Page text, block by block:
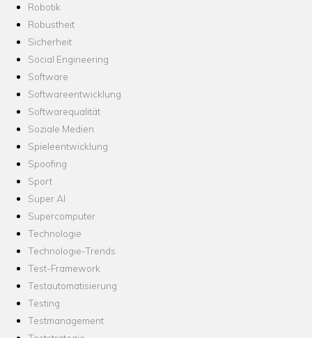
Robotik
Robustheit
Sicherheit
Social Engineering
Software
Softwareentwicklung
Softwarequalität
Soziale Medien
Spieleentwicklung
Spoofing
Sport
Super AI
Supercomputer
Technologie
Technologie-Trends
Test-Framework
Testautomatisierung
Testing
Testmanagement